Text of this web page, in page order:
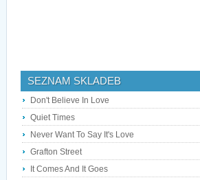
SEZNAM SKLADEB
Don't Believe In Love
Quiet Times
Never Want To Say It's Love
Grafton Street
It Comes And It Goes